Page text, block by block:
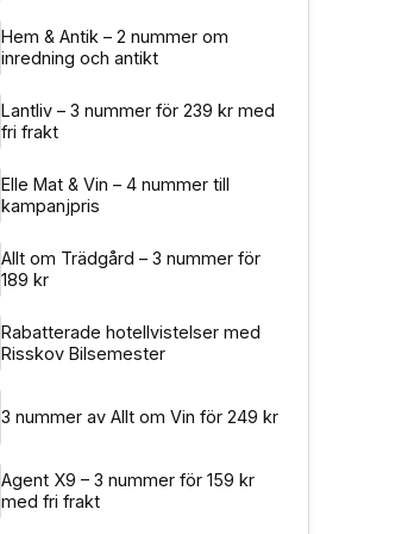
Hem & Antik – 2 nummer om
inredning och antikt
Lantliv – 3 nummer för 239 kr med
fri frakt
Elle Mat & Vin – 4 nummer till
kampanjpris
Allt om Trädgård – 3 nummer för
189 kr
Rabatterade hotellvistelser med
Risskov Bilsemester
3 nummer av Allt om Vin för 249 kr
Agent X9 – 3 nummer för 159 kr
med fri frakt